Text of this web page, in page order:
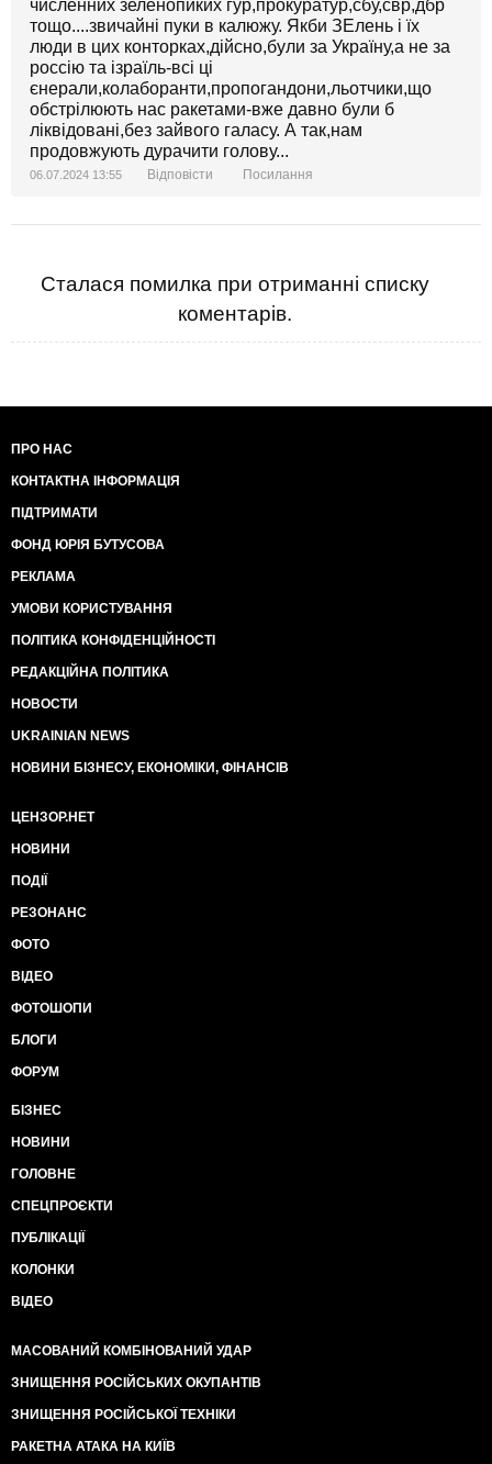
численних зеленопиких гур,прокуратур,сбу,свр,дбр
тощо....звичайні пуки в калюжу. Якби ЗЕлень і їх
люди в цих конторках,дійсно,були за Україну,а не за
россію та ізраїль-всі ці
єнерали,колаборанти,пропогандони,льотчики,що
обстрілюють нас ракетами-вже давно були б
ліквідовані,без зайвого галасу. А так,нам
продовжують дурачити голову...
06.07.2024 13:55 Відповісти Посилання
Сталася помилка при отриманні списку
коментарів.
ПРО НАС
КОНТАКТНА ІНФОРМАЦІЯ
ПІДТРИМАТИ
ФОНД ЮРІЯ БУТУСОВА
РЕКЛАМА
УМОВИ КОРИСТУВАННЯ
ПОЛІТИКА КОНФІДЕНЦІЙНОСТІ
РЕДАКЦІЙНА ПОЛІТИКА
НОВОСТИ
UKRAINIAN NEWS
НОВИНИ БІЗНЕСУ, ЕКОНОМІКИ, ФІНАНСІВ
ЦЕНЗОР.НЕТ
НОВИНИ
ПОДІЇ
РЕЗОНАНС
ФОТО
ВІДЕО
ФОТОШОПИ
БЛОГИ
ФОРУМ
БІЗНЕС
НОВИНИ
ГОЛОВНЕ
СПЕЦПРОЄКТИ
ПУБЛІКАЦІЇ
КОЛОНКИ
ВІДЕО
МАСОВАНИЙ КОМБІНОВАНИЙ УДАР
ЗНИЩЕННЯ РОСІЙСЬКИХ ОКУПАНТІВ
ЗНИЩЕННЯ РОСІЙСЬКОЇ ТЕХНІКИ
РАКЕТНА АТАКА НА КИЇВ